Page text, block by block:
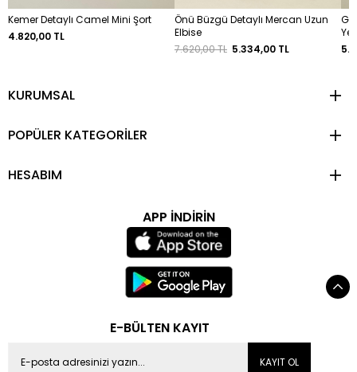
Kemer Detaylı Camel Mini Şort
4.820,00 TL
Önü Büzgü Detaylı Mercan Uzun
Elbise
7.620,00 TL 5.334,00 TL
KURUMSAL
POPÜLER KATEGORİLER
HESABIM
APP İNDİRİN
E-BÜLTEN KAYIT
KAYIT OL